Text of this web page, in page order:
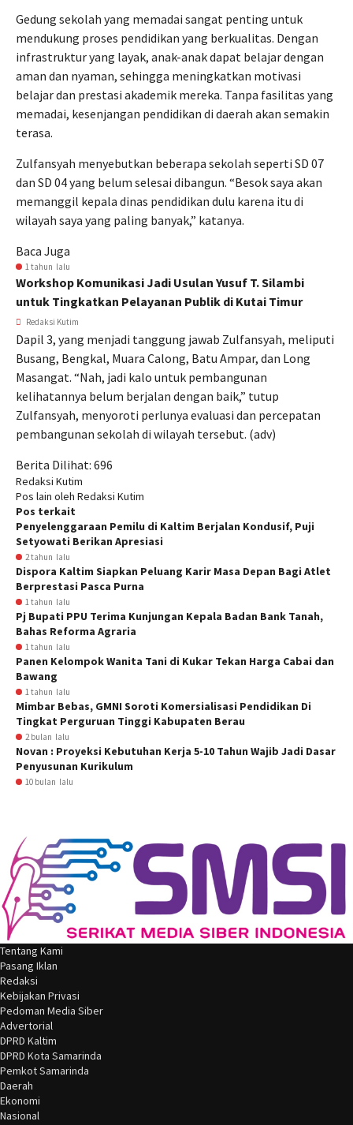
Gedung sekolah yang memadai sangat penting untuk
mendukung proses pendidikan yang berkualitas. Dengan
infrastruktur yang layak, anak-anak dapat belajar dengan
aman dan nyaman, sehingga meningkatkan motivasi
belajar dan prestasi akademik mereka. Tanpa fasilitas yang
memadai, kesenjangan pendidikan di daerah akan semakin
terasa.
Zulfansyah menyebutkan beberapa sekolah seperti SD 07
dan SD 04 yang belum selesai dibangun. “Besok saya akan
memanggil kepala dinas pendidikan dulu karena itu di
wilayah saya yang paling banyak,” katanya.
Baca Juga
1 tahun lalu
Workshop Komunikasi Jadi Usulan Yusuf T. Silambi
untuk Tingkatkan Pelayanan Publik di Kutai Timur
Redaksi Kutim
Dapil 3, yang menjadi tanggung jawab Zulfansyah, meliputi
Busang, Bengkal, Muara Calong, Batu Ampar, dan Long
Masangat. “Nah, jadi kalo untuk pembangunan
kelihatannya belum berjalan dengan baik,” tutup
Zulfansyah, menyoroti perlunya evaluasi dan percepatan
pembangunan sekolah di wilayah tersebut. (adv)
Berita Dilihat: 696
Redaksi Kutim
Pos lain oleh Redaksi Kutim
Pos terkait
Penyelenggaraan Pemilu di Kaltim Berjalan Kondusif, Puji
Setyowati Berikan Apresiasi
2 tahun lalu
Dispora Kaltim Siapkan Peluang Karir Masa Depan Bagi Atlet
Berprestasi Pasca Purna
1 tahun lalu
Pj Bupati PPU Terima Kunjungan Kepala Badan Bank Tanah,
Bahas Reforma Agraria
1 tahun lalu
Panen Kelompok Wanita Tani di Kukar Tekan Harga Cabai dan
Bawang
1 tahun lalu
Mimbar Bebas, GMNI Soroti Komersialisasi Pendidikan Di
Tingkat Perguruan Tinggi Kabupaten Berau
2 bulan lalu
Novan : Proyeksi Kebutuhan Kerja 5-10 Tahun Wajib Jadi Dasar
Penyusunan Kurikulum
10 bulan lalu
Tentang Kami
Pasang Iklan
Redaksi
Kebijakan Privasi
Pedoman Media Siber
Advertorial
DPRD Kaltim
DPRD Kota Samarinda
Pemkot Samarinda
Daerah
Ekonomi
Nasional